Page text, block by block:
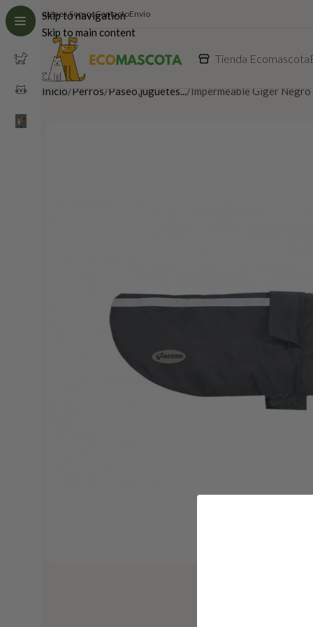
Skip to navigation
Skip to main content
Quiénes SomosContactoEnvío
Tienda Ecomascota
Inicio Perros Paseo,juguetes... Impermeable Giger